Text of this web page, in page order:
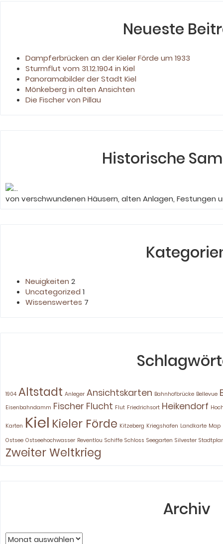
Neueste
Dampferbrücken an der Kieler Förde um 1933
Sturmflut vom 31.12.1904 in Kiel
Panoramabilder der Stadt Kiel
Mönkeberg in alten Ansichten
Die Fischer von Pillau
Historische
von verschwundenen Häusern, alten Anlagen, Festungen
Neuigkeiten 2
Uncategorized 1
Wissenswertes 7
1904 Altstadt Anleger Ansichtskarten Bahnhofbrücke Bellevue
Eisenbahndamm Fischer Flucht Flut Friedrichsort Heikendorf
Karten Kiel Kieler Förde Kitzeberg Kriegshafen Landkarte Map
Ostsee Ostseehochwasser Reventlou Schiffe Schloss Seegarten Silvester
Zweiter Weltkrieg
Archiv
Archiv